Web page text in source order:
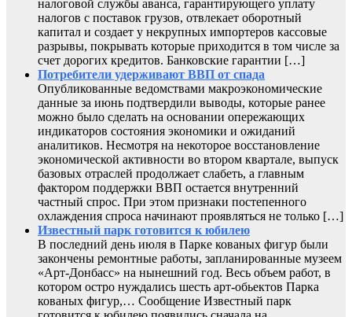
налоговой службы аванса, гарантирующего уплату
налогов с поставок грузов, отвлекает оборотный
капитал и создает у некрупных импортеров кассовые
разрывы, покрывать которые приходится в том числе за
счет дорогих кредитов. Банковские гарантии […]
Потребители удерживают ВВП от спада
Опубликованные ведомствами макроэкономические
данные за июнь подтвердили выводы, которые ранее
можно было сделать на основании опережающих
индикаторов состояния экономики и ожиданий
аналитиков. Несмотря на некоторое восстановление
экономической активности во втором квартале, выпуск
базовых отраслей продолжает слабеть, а главным
фактором поддержки ВВП остается внутренний
частный спрос. При этом признаки постепенного
охлаждения спроса начинают проявляться не только […]
Известный парк готовится к юбилею
В последний день июля в Парке кованых фигур были
закончены ремонтные работы, запланированные музеем
«Арт-Донбасс» на нынешний год. Весь объем работ, в
котором остро нуждались шесть арт-обьектов Парка
кованых фигур,… Сообщение Известный парк